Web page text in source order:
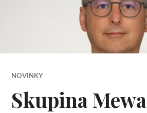
NOVINKY
Skupina Mewa